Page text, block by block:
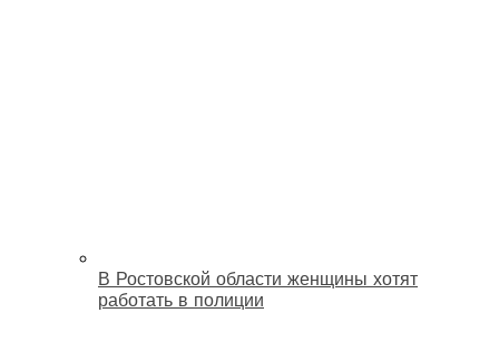
В Ростовской области женщины хотят
работать в полиции